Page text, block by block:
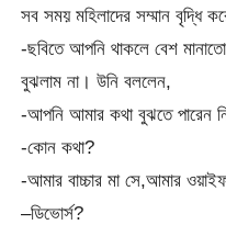
সব সময় মহিলাদের সম্মান বৃদ্ধি
-ছবিতে আপনি থাকলে বেশ
বুঝলাম না। উনি বললেন,
-আপনি আমার কথা বুঝতে পারেন
-কোন কথা?
-আমার বাচ্চার মা সে,আমার
–ডিভোর্স?